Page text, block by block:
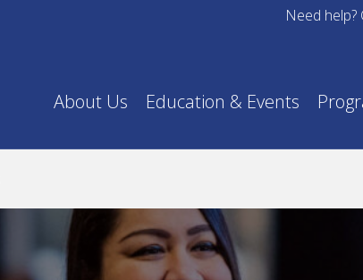
Need
About Us Education & Events